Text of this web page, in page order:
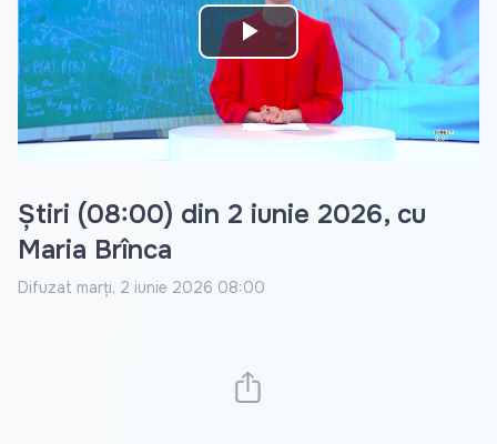
Play
Video
Știri (08:00) din 2 iunie 2026, cu
Maria Brînca
Difuzat marți, 2 iunie 2026 08:00